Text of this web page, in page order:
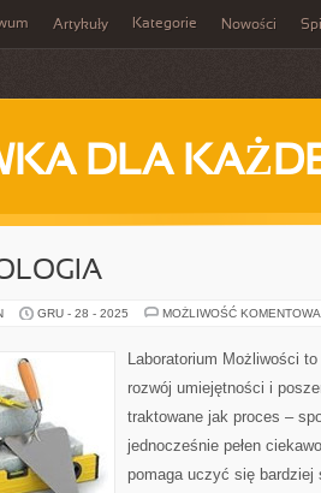
Artykuły Kategorie Nowości
DLA
GRU - 28 - 2025 MOŻLIWOŚĆ
Laboratorium Możliwości
rozwój umiejętności i
traktowane jak proces –
jednocześnie pełen
pomaga uczyć się bardziej